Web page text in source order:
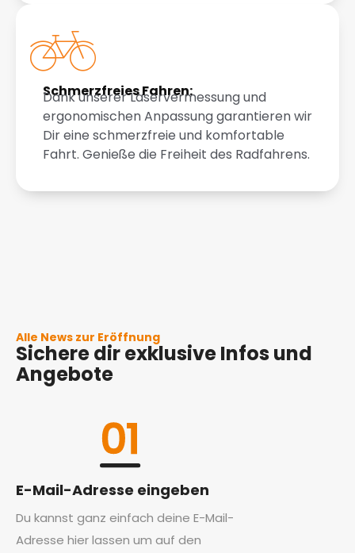
Schmerzfreies Fahren:
Dank unserer Laservermessung und
ergonomischen Anpassung garantieren wir
Dir eine schmerzfreie und komfortable
Fahrt. Genieße die Freiheit des Radfahrens.
Alle News zur Eröffnung
Sichere dir exklusive Infos und
Angebote
E-Mail-Adresse eingeben
Du kannst ganz einfach deine E-Mail-
Adresse hier lassen um auf den